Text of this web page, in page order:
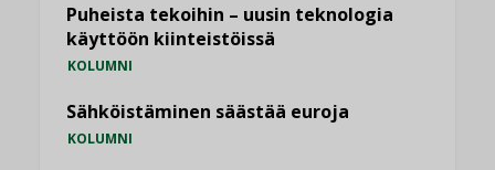
Puheista tekoihin – uusin teknologia
käyttöön kiinteistöissä
KOLUMNI
Sähköistäminen säästää euroja
KOLUMNI